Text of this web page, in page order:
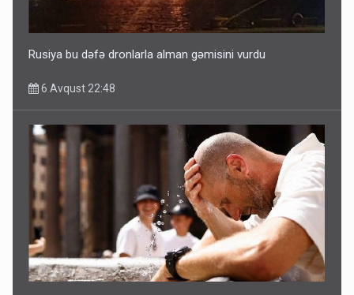
Rusiya bu dəfə dronlarla alman gəmisini vurdu
6 Avqust 22:48